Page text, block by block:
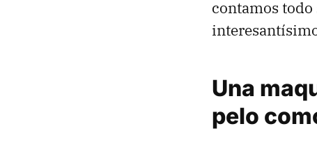
contamos
Una
pelo